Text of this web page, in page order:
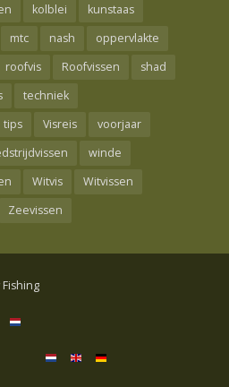
kolblei
kunstaas
mtc nash
oppervlakte
roofvis Roofvissen
shad
techniek
tips Visreis
voorjaar
winde
Witvis
Witvissen
Zeevissen